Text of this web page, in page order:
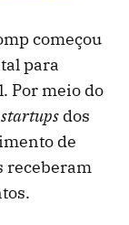
começou
para
Por meio do
startups dos
de
receberam